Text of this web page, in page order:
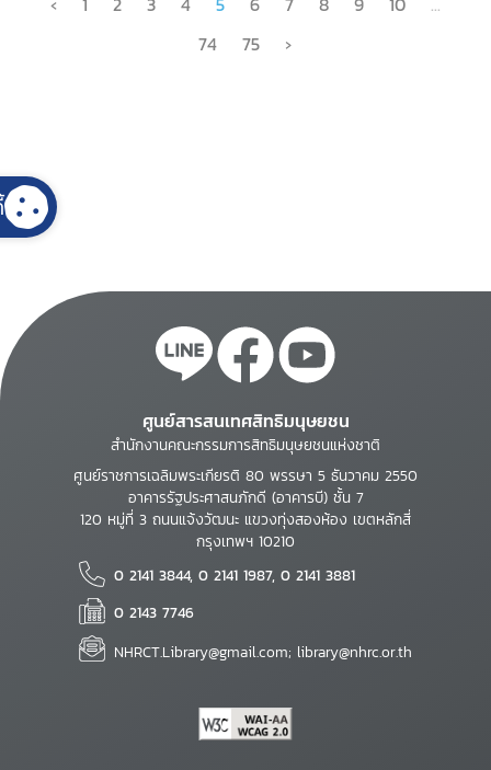
74
75 ›
ศูนย์สารสนเทศสิทธิมนุษยชน
สำนักงานคณะกรรมการสิทธิมนุษยชนแห่งชาติ
ศูนย์ราชการเฉลิมพระเกียรติ 80 พรรษา 5 ธันวาคม 2550
อาคารรัฐประศาสนภักดี (อาคารบี) ชั้น 7
120 หมู่ที่ 3 ถนนแจ้งวัฒนะ แขวงทุ่งสองห้อง เขตหลักสี่
กรุงเทพฯ 10210
0 2141 3844, 0 2141 1987, 0 2141 3881
0 2143 7746
NHRCT.Library@gmail.com; library@nhrc.or.th